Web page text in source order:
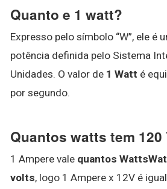
Quanto e 1 watt?
Expresso pelo símbolo “W”, ele é
potência definida pelo Sistema
Unidades. O valor de 1 Watt é
por segundo.
Quantos watts tem 120
1 Ampere vale quantos
volts, logo 1 Ampere x 12V é